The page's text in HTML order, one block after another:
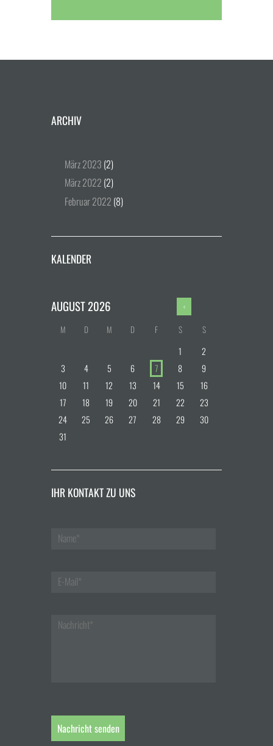
ARCHIV
März2023 (2)
März2022 (2)
Februar2022 (8)
KALENDER
AUGUST2026
M D M D F S S
1
2
3
4 5 6 7 8
9
10
11 12 13 14 15
16
17
18 19 20 21 22
23
24
25 26 27 28 29
30
31
IHR KONTAKT ZU UNS